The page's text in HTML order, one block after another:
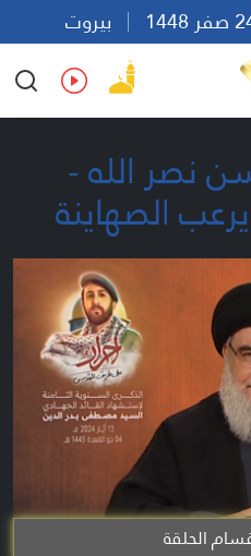
بيروت
Ar En Fr Es
نصر الله -
الصهاينة
الحلقة